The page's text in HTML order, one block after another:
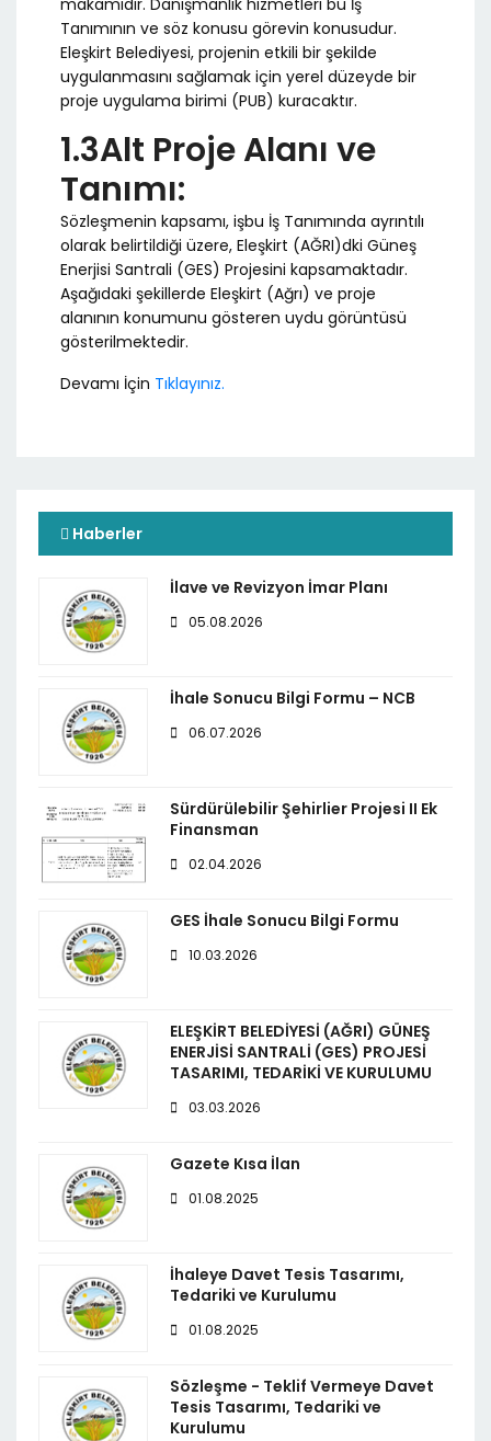
makamıdır. Danışmanlık hizmetleri bu İş
Tanımının ve söz konusu görevin konusudur.
Eleşkirt Belediyesi, projenin etkili bir şekilde
uygulanmasını sağlamak için yerel düzeyde bir
proje uygulama birimi (PUB) kuracaktır.
1.3Alt Proje Alanı ve
Tanımı:
Sözleşmenin kapsamı, işbu İş Tanımında ayrıntılı
olarak belirtildiği üzere, Eleşkirt (AĞRI)dki Güneş
Enerjisi Santrali (GES) Projesini kapsamaktadır.
Aşağıdaki şekillerde Eleşkirt (Ağrı) ve proje
alanının konumunu gösteren uydu görüntüsü
gösterilmektedir.
Devamı İçin Tıklayınız.
Haberler
İlave ve Revizyon İmar Planı
05.08.2026
İhale Sonucu Bilgi Formu – NCB
06.07.2026
Sürdürülebilir Şehirlier Projesi II Ek
Finansman
02.04.2026
GES İhale Sonucu Bilgi Formu
10.03.2026
ELEŞKİRT BELEDİYESİ (AĞRI) GÜNEŞ
ENERJİSİ SANTRALİ (GES) PROJESİ
TASARIMI, TEDARİKİ VE KURULUMU
03.03.2026
Gazete Kısa İlan
01.08.2025
İhaleye Davet Tesis Tasarımı,
Tedariki ve Kurulumu
01.08.2025
Sözleşme - Teklif Vermeye Davet
Tesis Tasarımı, Tedariki ve
Kurulumu